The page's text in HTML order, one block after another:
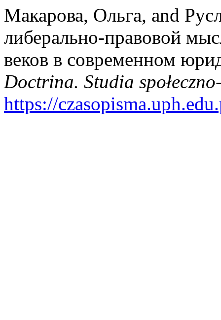
Макарова, Ольга, and
либерально-правовой
веков в современном
Doctrina. Studia
https://